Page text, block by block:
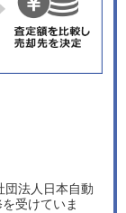
団法人日本自動
受けていま